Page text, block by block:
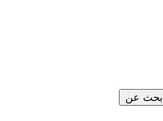
بحث عن